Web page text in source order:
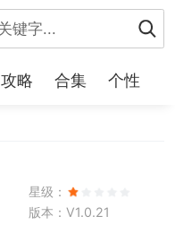
攻略 合集 个性
星级：
版本：V1.0.21